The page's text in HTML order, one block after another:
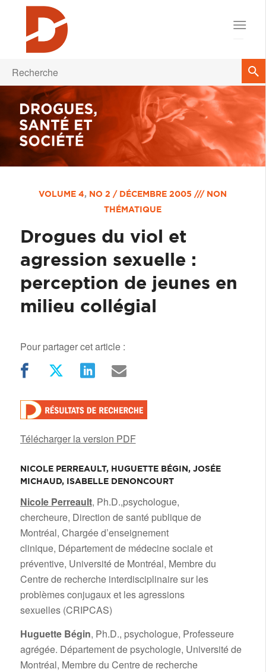
VOLUME 4, NO 2 / DÉCEMBRE 2005 /// NON
THÉMATIQUE
Drogues du viol et
agression sexuelle :
perception de jeunes en
milieu collégial
Pour partager cet article :
Télécharger la version PDF
NICOLE PERREAULT, HUGUETTE BÉGIN, JOSÉE
MICHAUD, ISABELLE DENONCOURT/
Nicole Perreault, Ph.D.,psychologue,
chercheure, Direction de santé publique de
Montréal, Chargée d’enseignement
clinique, Département de médecine sociale et
préventive, Université de Montréal, Membre du
Centre de recherche interdisciplinaire sur les
problèmes conjugaux et les agressions
sexuelles (CRIPCAS)
Huguette Bégin, Ph.D., psychologue, Professeure
agrégée. Département de psychologie, Université de
Montréal, Membre du Centre de recherche